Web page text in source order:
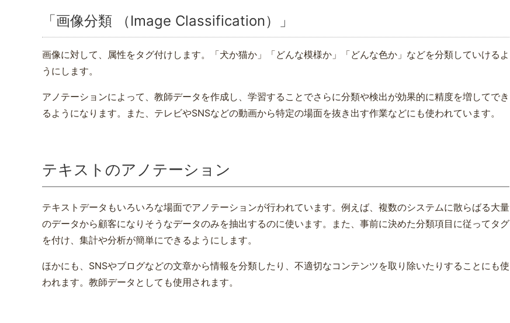
「画像分類 （Image Classification）」
画像に対して、属性をタグ付けします。「犬か猫か」「どんな模様か」「どんな色か」などを分類していけるよ
うにします。
アノテーションによって、教師データを作成し、学習することでさらに分類や検出が効果的に精度を増してでき
るようになります。また、テレビやSNSなどの動画から特定の場面を抜き出す作業などにも使われています。
テキストのアノテーション
テキストデータもいろいろな場面でアノテーションが行われています。例えば、複数のシステムに散らばる大量
のデータから顧客になりそうなデータのみを抽出するのに使います。また、事前に決めた分類項目に従ってタグ
を付け、集計や分析が簡単にできるようにします。
ほかにも、SNSやブログなどの文章から情報を分類したり、不適切なコンテンツを取り除いたりすることにも使
われます。教師データとしても使用されます。